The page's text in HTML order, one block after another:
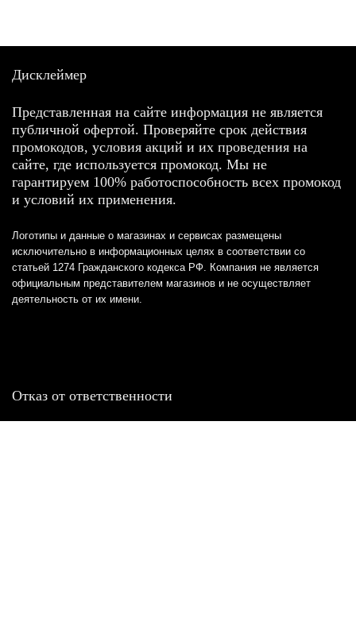
Дисклеймер
Представленная на сайте информация не является
публичной офертой. Проверяйте срок действия
промокодов, условия акций и их проведения на
сайте, где используется промокод. Мы не
гарантируем 100% работоспособность всех промокод
и условий их применения.
Логотипы и данные о магазинах и сервисах размещены
исключительно в информационных целях в соответствии со
статьей 1274 Гражданского кодекса РФ. Компания не является
официальным представителем магазинов и не осуществляет
деятельность от их имени.
Отказ от ответственности